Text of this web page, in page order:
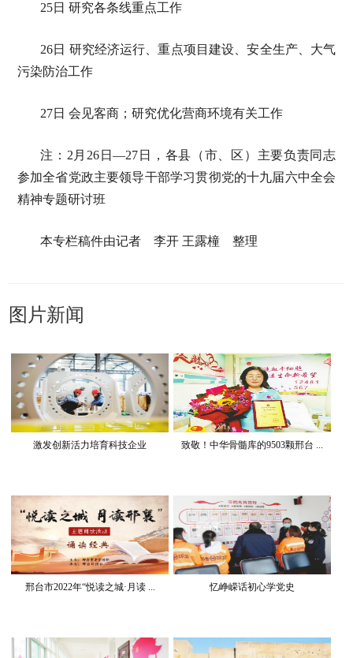
25日 研究各条线重点工作
26日 研究经济运行、重点项目建设、安全生产、大气
污染防治工作
27日 会见客商；研究优化营商环境有关工作
注：2月26日—27日，各县（市、区）主要负责同志
参加全省党政主要领导干部学习贯彻党的十九届六中全会
精神专题研讨班
本专栏稿件由记者 李开 王露橦 整理
图片新闻
激发创新活力培育科技企业 致敬！中华骨髓库的9503颗邢台 ...
邢台市2022年“悦读之城·月读 ... 忆峥嵘话初心学党史